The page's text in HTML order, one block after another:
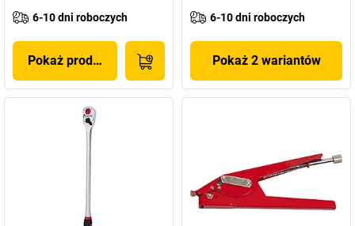
6-10 dni roboczych
Pokaż produkt
6-10 dni roboczych
Pokaż 2 wariantów